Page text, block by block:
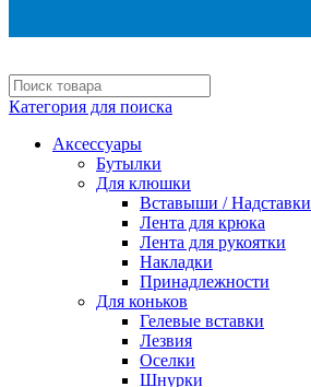
Категория для поиска
Аксессуары
Бутылки
Для клюшки
Вставыши / Надставки
Лента для крюка
Лента для рукоятки
Накладки
Принадлежности
Для коньков
Гелевые вставки
Лезвия
Оселки
Шнурки